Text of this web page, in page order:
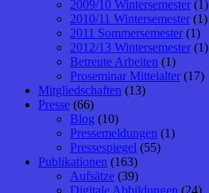
2009/10 Wintersemester (1)
2010/11 Wintersemester (1)
2011 Sommersemester (1)
2012/13 Wintersemester (1)
Betreute Arbeiten (1)
Proseminar Mittelalter (17)
Mitgliedschaften (13)
Presse (66)
Blog (10)
Pressemeldungen (1)
Pressespiegel (55)
Publikationen (163)
Aufsätze (39)
Digitale Abbildungen (24)